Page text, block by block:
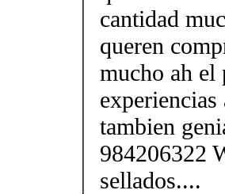
cantidad
queren
mucho ah el
tambien
984206322
sellados....